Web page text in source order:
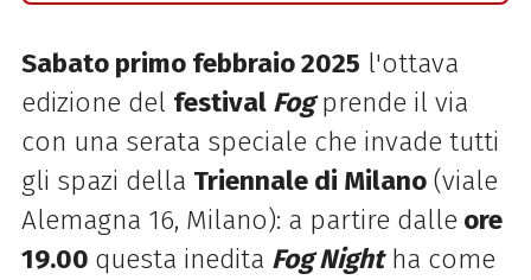
Sabato primo febbraio 2025 l'ottava
edizione del festival Fog prende il via
con una serata speciale che invade tutti
gli spazi della Triennale di Milano(viale
Alemagna 16, Milano): a partire dalle ore
19.00 questa inedita Fog Nightha come